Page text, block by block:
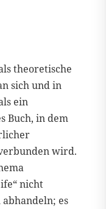
theoretische
sich und in
ein
Buch, in dem
wird.
nicht
es